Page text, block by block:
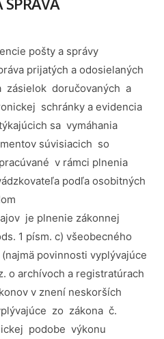
pošty a správy
prijatých a odosielaných
zásielok doručovaných a
schránky a evidencia
sa vymáhania
súvisiacich so
v rámci plnenia
podľa osobitných
je plnenie zákonnej
1 písm. c) všeobecného
povinnosti vyplývajúce
o archívoch a registratúrach
v znení neskorších
zo zákona č.
podobe výkonu